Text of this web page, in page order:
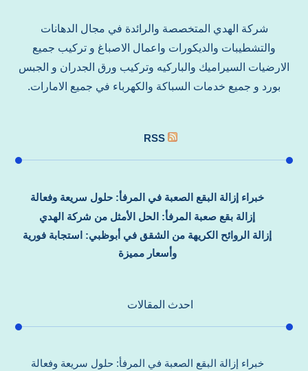
شركة الهدي المتخصصة والرائدة في مجال الدهانات
والتشطيبات والديكورات واعمال الاصباغ و تركيب جميع
الارضيات السيراميك والباركيه وتركيب ورق الجدران و الجبس
بورد و جميع خدمات السباكة والكهرباء في جميع الامارات.
RSS
خبراء إزالة البقع الصعبة في المرفأ: حلول سريعة وفعالة
إزالة بقع صعبة المرفأ: الحل الأمثل من شركة الهدي
إزالة الروائح الكريهة من الشقق في أبوظبي: استجابة فورية
وأسعار مميزة
احدث المقالات
خبراء إزالة البقع الصعبة في المرفأ: حلول سريعة وفعالة